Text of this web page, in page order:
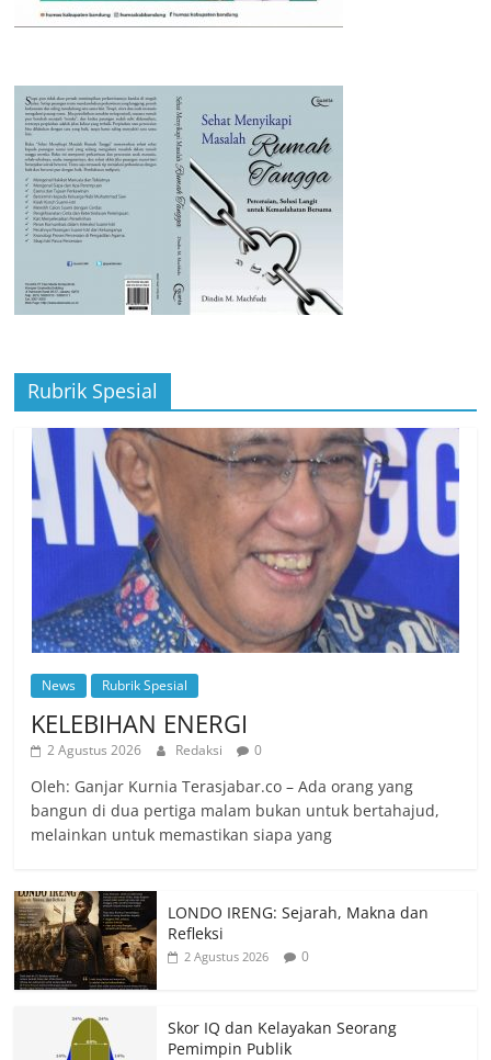
Rubrik Spesial
News Rubrik Spesial
KELEBIHAN ENERGI
2 Agustus 2026 Redaksi 0
Oleh: Ganjar Kurnia Terasjabar.co – Ada orang yang
bangun di dua pertiga malam bukan untuk bertahajud,
melainkan untuk memastikan siapa yang
LONDO IRENG: Sejarah, Makna dan
Refleksi
2 Agustus 2026 0
Skor IQ dan Kelayakan Seorang
Pemimpin Publik